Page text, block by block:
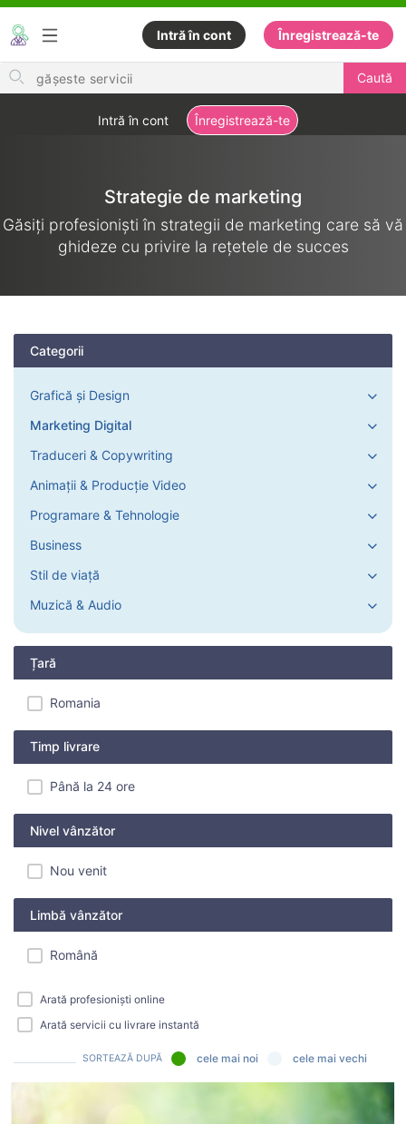
Intră în cont Înregistrează-te
Search
Caută
Intră în cont Înregistrează-te
Strategie de marketing
Găsiți profesioniști în strategii de marketing care să vă
ghideze cu privire la rețetele de succes
Categorii
Grafică și Design
Marketing Digital
Traduceri & Copywriting
Animații & Producție Video
Programare & Tehnologie
Business
Stil de viață
Muzică & Audio
Țară
Romania
Timp livrare
Până la 24 ore
Nivel vânzător
Nou venit
Limbă vânzător
Română
Arată profesioniști online
Arată servicii cu livrare instantă
SORTEAZĂ DUPĂ cele mai noi cele mai vechi